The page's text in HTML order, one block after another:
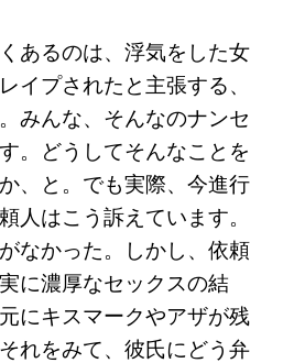
あるのは、浮気をした女
イプされたと主張する、
みんな、そんなのナンセ
。どうしてそんなことを
、と。でも実際、今進行
人はこう訴えています。
なかった。しかし、依頼
に濃厚なセックスの結
にキスマークやアザが残
れをみて、彼氏にどう弁